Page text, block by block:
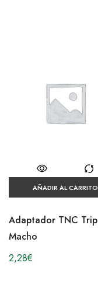
AÑADIR AL CARRITO
Adaptador TNC
Macho
2,28€